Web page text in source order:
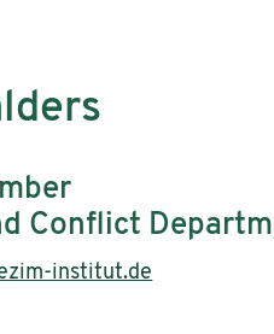
Conflict
institut.de